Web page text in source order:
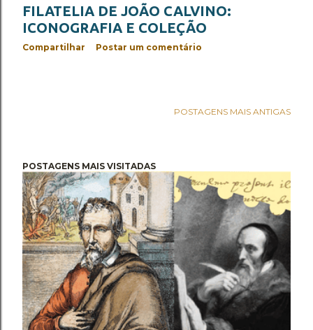
FILATELIA DE JOÃO CALVINO:
ICONOGRAFIA E COLEÇÃO
Compartilhar Postar um comentário
POSTAGENS MAIS ANTIGAS
POSTAGENS MAIS VISITADAS